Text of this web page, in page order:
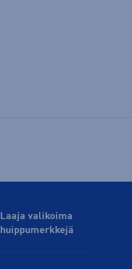
Laaja valikoima
huippu­merkkejä